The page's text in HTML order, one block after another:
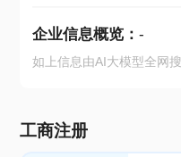
企业信息概览： -
如上信息由AI大模型全网
工商注册